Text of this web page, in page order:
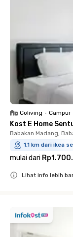
Coliving • Campur
Kost E Home
Babakan Madang,
1.1 km dari ikea
mulai dari
Lihat info lebih